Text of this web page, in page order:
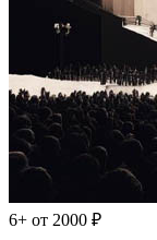
6+ от 2000 ₽